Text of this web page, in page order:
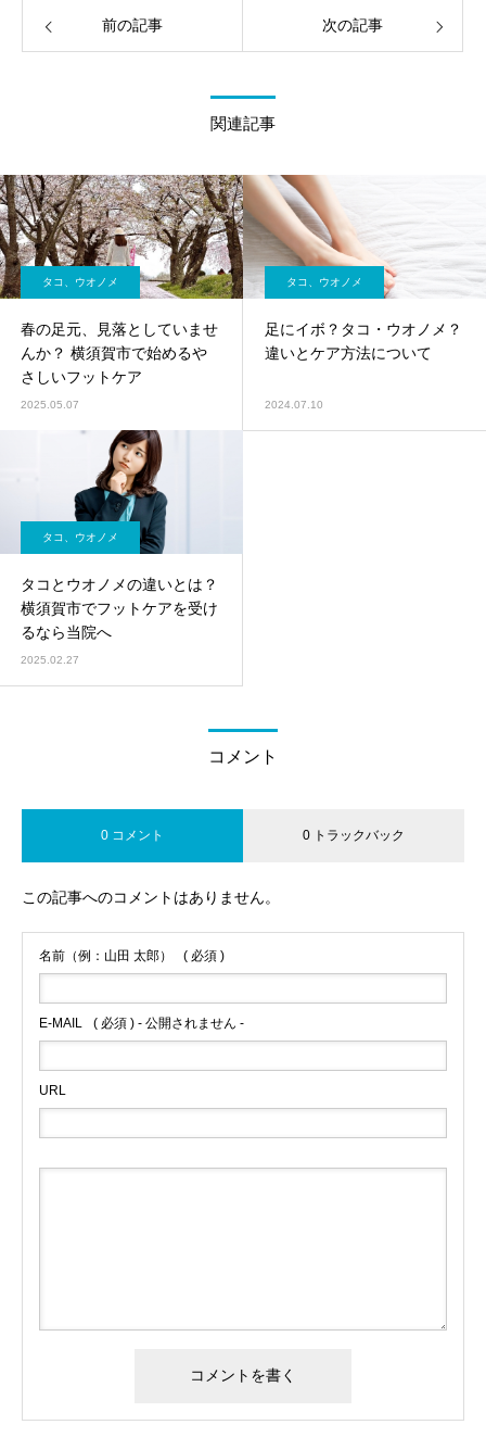
前の記事 次の記事
関連記事
タコ、ウオノメ
春の足元、見落としていませ
んか？ 横須賀市で始めるや
さしいフットケア
2025.05.07
タコ、ウオノメ
足にイボ？タコ・ウオノメ？
違いとケア方法について
2024.07.10
タコ、ウオノメ
タコとウオノメの違いとは？
横須賀市でフットケアを受け
るなら当院へ
2025.02.27
コメント
0 コメント 0 トラックバック
この記事へのコメントはありません。
名前（例：山田 太郎） ( 必須 )
E-MAIL ( 必須 ) - 公開されません -
URL